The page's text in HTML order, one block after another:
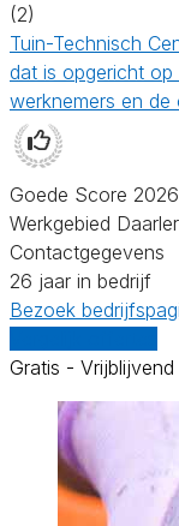
(2)
Tuin-Technisch
dat is opgericht
werknemers en
Goede Score 2026
Werkgebied
Contactgegevens
26 jaar in bedrijf
Bezoek
Gratis - Vrijblijvend